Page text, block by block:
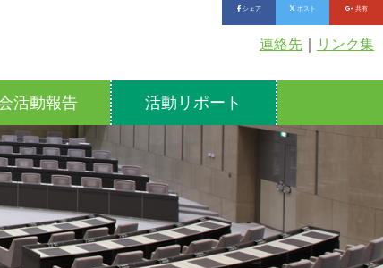
シェア ポスト 共有
連絡先 リンク集
活動報告 活動リポート